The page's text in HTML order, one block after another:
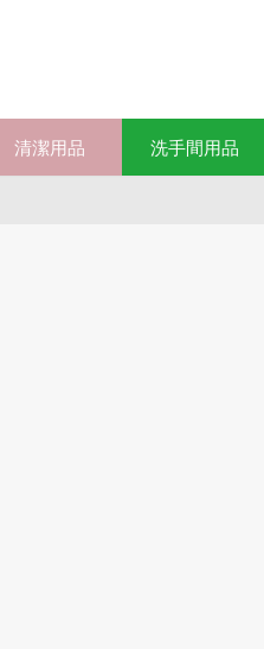
清潔用品 洗手間用品